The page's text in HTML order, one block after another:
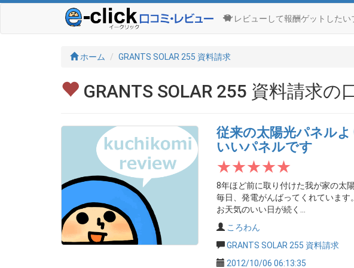
レビューして報酬ゲットしたい
ホーム GRANTS SOLAR 255 資料請求
GRANTS SOLAR 255 資料請求
従来の太陽光パネル
いいパネルです
8年ほど前に取り付けた我が家の太陽
毎日、発電がんばってくれています。
お天気のいい日が続く...
ころわん
GRANTS SOLAR 255 資料請求
2012/10/06 06:13:35